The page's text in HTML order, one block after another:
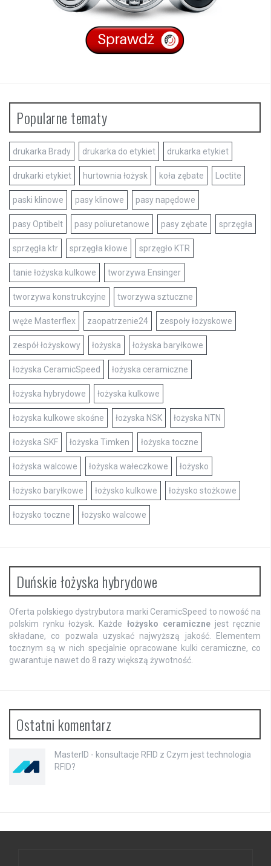
Popularne tematy
drukarka Brady drukarka do etykiet drukarka etykiet
drukarki etykiet hurtownia łożysk koła zębate Loctite
paski klinowe pasy klinowe pasy napędowe
pasy Optibelt pasy poliuretanowe pasy zębate sprzęgła
sprzęgła ktr sprzęgła kłowe sprzęgło KTR
tanie łożyska kulkowe tworzywa Ensinger
tworzywa konstrukcyjne tworzywa sztuczne
węże Masterflex zaopatrzenie24 zespoły łożyskowe
zespół łożyskowy łożyska łożyska baryłkowe
łożyska CeramicSpeed łożyska ceramiczne
łożyska hybrydowe łożyska kulkowe
łożyska kulkowe skośne łożyska NSK łożyska NTN
łożyska SKF łożyska Timken łożyska toczne
łożyska walcowe łożyska wałeczkowe łożysko
łożysko baryłkowe łożysko kulkowe łożysko stożkowe
łożysko toczne łożysko walcowe
Duńskie łożyska hybrydowe
Oferta polskiego dystrybutora marki CeramicSpeed to nowość na
polskim rynku łożysk. Każde łożysko ceramicznejest ręcznie
składane, co pozwala uzyskać najwyższą jakość. Elementem
tocznym są w nich specjalnie opracowane kulki ceramiczne, co
gwarantuje nawet do 8 razy większą żywotność.
Ostatni komentarz
MasterID - konsultacje RFID z Czym jest technologia
RFID?